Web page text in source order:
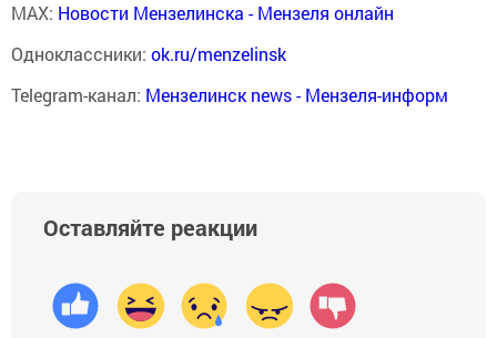
MAX: Новости Мензелинска - Мензеля онлайн
Одноклассники: ok.ru/menzelinsk
Telegram-канал: Мензелинск news - Мензеля-информ
Оставляйте реакции